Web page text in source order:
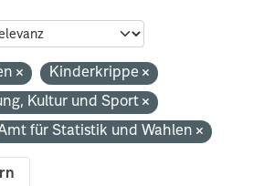
Kinderkrippe
Kultur und Sport
für Statistik und Wahlen